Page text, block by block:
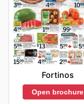
Fortinos
Open brochure